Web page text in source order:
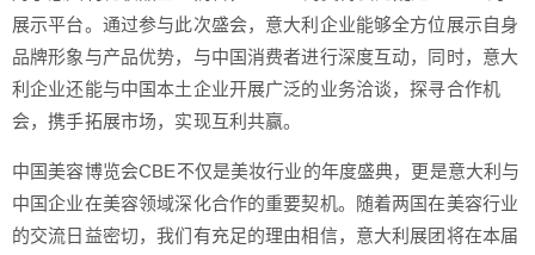
展示平台。通过参与此次盛会，意大利企业能够全方位展示自身
品牌形象与产品优势，与中国消费者进行深度互动，同时，意大
利企业还能与中国本土企业开展广泛的业务洽谈，探寻合作机
会，携手拓展市场，实现互利共赢。
中国美容博览会CBE不仅是美妆行业的年度盛典，更是意大利与
中国企业在美容领域深化合作的重要契机。随着两国在美容行业
的交流日益密切，我们有充足的理由相信，意大利展团将在本届